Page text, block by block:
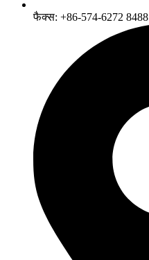
फैक्स: +86-574-6272 8488